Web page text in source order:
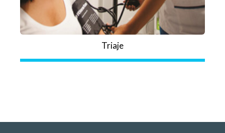
Triaje